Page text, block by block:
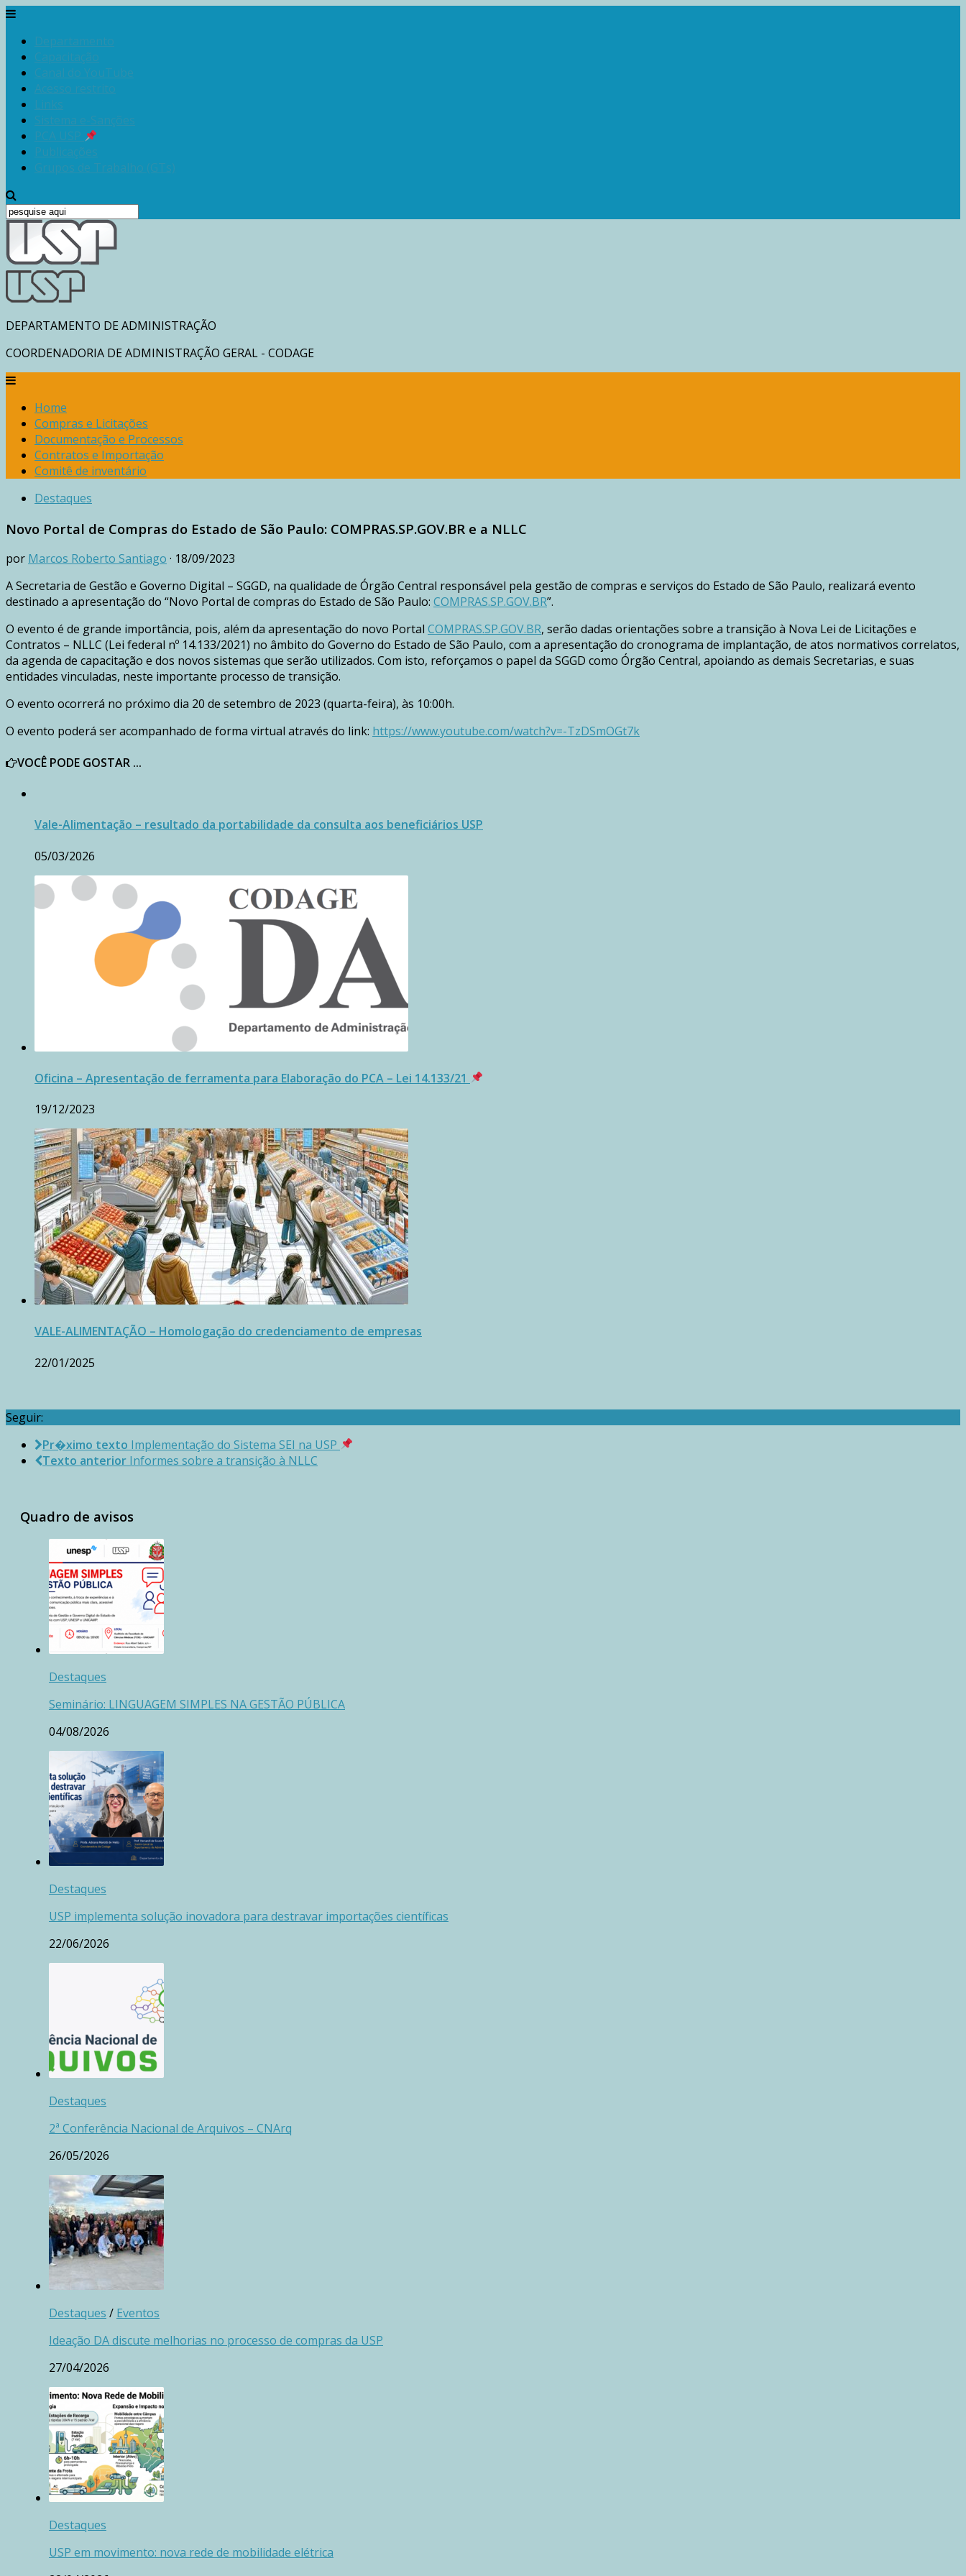
Departamento
Capacitação
Canal do YouTube
Acesso restrito
Links
Sistema e-Sanções
PCA USP
Publicações
Grupos de Trabalho (GTs)
DEPARTAMENTO DE ADMINISTRAÇÃO
COORDENADORIA DE ADMINISTRAÇÃO GERAL - CODAGE
Home
Compras e Licitações
Documentação e Processos
Contratos e Importação
Comitê de inventário
Destaques
Novo Portal de Compras do Estado de São Paulo: COMPRAS.SP.GOV.BR e a NLLC
por Marcos Roberto Santiago · 18/09/2023
A Secretaria de Gestão e Governo Digital – SGGD, na qualidade de Órgão Central responsável pela gestão de compras e serviços do Estado de São Paulo, realizará evento
destinado a apresentação do “Novo Portal de compras do Estado de São Paulo: COMPRAS.SP.GOV.BR”.
O evento é de grande importância, pois, além da apresentação do novo Portal COMPRAS.SP.GOV.BR, serão dadas orientações sobre a transição à Nova Lei de Licitações e
Contratos – NLLC (Lei federal nº 14.133/2021) no âmbito do Governo do Estado de São Paulo, com a apresentação do cronograma de implantação, de atos normativos correlatos,
da agenda de capacitação e dos novos sistemas que serão utilizados. Com isto, reforçamos o papel da SGGD como Órgão Central, apoiando as demais Secretarias, e suas
entidades vinculadas, neste importante processo de transição.
O evento ocorrerá no próximo dia 20 de setembro de 2023 (quarta-feira), às 10:00h.
O evento poderá ser acompanhado de forma virtual através do link: https://www.youtube.com/watch?v=-TzDSmOGt7k
VOCÊ PODE GOSTAR ...
Vale-Alimentação – resultado da portabilidade da consulta aos beneficiários USP
05/03/2026
Oficina – Apresentação de ferramenta para Elaboração do PCA – Lei 14.133/21
19/12/2023
VALE-ALIMENTAÇÃO – Homologação do credenciamento de empresas
22/01/2025
Seguir:
Pr�ximo texto Implementação do Sistema SEI na USP
Texto anterior Informes sobre a transição à NLLC
Quadro de avisos
Destaques
Seminário: LINGUAGEM SIMPLES NA GESTÃO PÚBLICA
04/08/2026
Destaques
USP implementa solução inovadora para destravar importações científicas
22/06/2026
Destaques
2ª Conferência Nacional de Arquivos – CNArq
26/05/2026
Destaques / Eventos
Ideação DA discute melhorias no processo de compras da USP
27/04/2026
Destaques
USP em movimento: nova rede de mobilidade elétrica